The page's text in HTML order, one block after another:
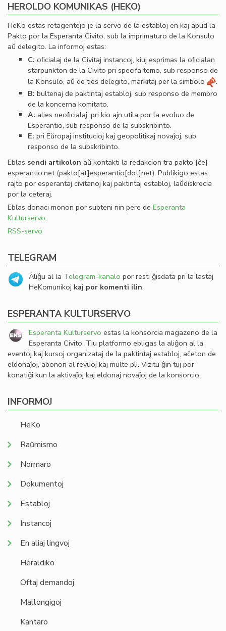
HEROLDO KOMUNIKAS (HEKO)
HeKo estas retagentejo je la servo de la establoj en kaj apud la
Pakto por la Esperanta Civito, sub la imprimaturo de la Konsulo
aŭ delegito. La informoj estas:
C: oﬁcialaj de la Civitaj instancoj, kiuj esprimas la oﬁcialan
starpunkton de la Civito pri specifa temo, sub responso de
la Konsulo, aŭ de ties delegito, markitaj per la simbolo
.
B: bultenaj de paktintaj establoj, sub responso de membro
de la koncerna komitato.
A: alies neoﬁcialaj, pri kio ajn utila por la evoluo de
Esperantio, sub responso de la subskribinto.
E: pri Eŭropaj institucioj kaj geopolitikaj novaĵoj, sub
responso de la subskribinto.
Eblas sendi artikolon aŭ kontakti la redakcion tra pakto [ĉe]
esperantio.net(pakto[at]esperantio[dot]net). Publikigo estas
rajto por esperantaj civitanoj kaj paktintaj establoj, laŭdiskrecia
por la ceteraj.
Eblas donaci monon por subteni nin pere de Esperanta
Kulturservo.
RSS-servo
TELEGRAM
Aliĝu al la Telegram-kanalo por resti ĝisdata pri la lastaj
HeKomunikoj kaj por komenti ilin.
ESPERANTA KULTURSERVO
Esperanta Kulturservo estas la konsorcia magazeno de la
Esperanta Civito. Tiu platformo ebligas la aliĝon al la
eventoj kaj kursoj organizataj de la paktintaj establoj, aĉeton de
eldonaĵoj, abonon al revuoj kaj multe pli. Vizitu ĝin tuj por
konatiĝi kun la aktivaĵoj kaj eldonaj novaĵoj de la konsorcio.
INFORMOJ
HeKo
Raŭmismo
Normaro
Dokumentoj
Establoj
Instancoj
En aliaj lingvoj
Heraldiko
Oftaj demandoj
Mallongigoj
Kantaro